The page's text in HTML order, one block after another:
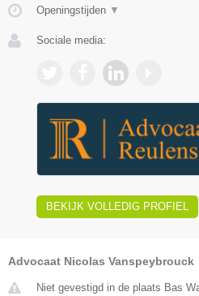
Openingstijden ▼
Sociale media:
BEKIJK VOLLEDIG PROFIEL
Advocaat Nicolas Vanspeybrouck
Niet gevestigd in de plaats Bas